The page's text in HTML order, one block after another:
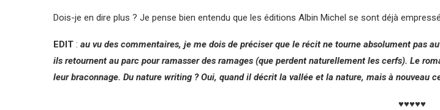
Dois-je en dire plus ? Je pense bien entendu que les éditions Albin Michel se sont déjà
EDIT : au vu des commentaires, je me dois de préciser que le récit ne tourne absolument pas
ils retournent au parc pour ramasser des ramages (que perdent naturellement les cerfs). Le
leur braconnage. Du nature writing ? Oui, quand il décrit la vallée et la nature, mais à nouveau
♥♥♥♥♥